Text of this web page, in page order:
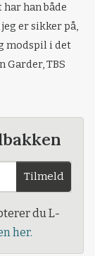
han både
er sikker på,
modspil i det
TBS
Tilmeld
du L-
her.